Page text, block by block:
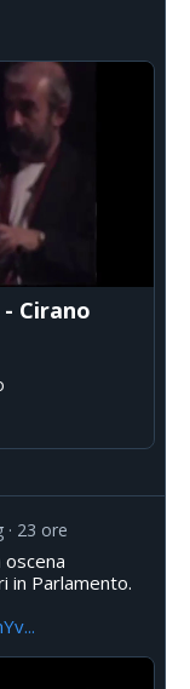
- Cirano
23 ore
oscena
in Parlamento.